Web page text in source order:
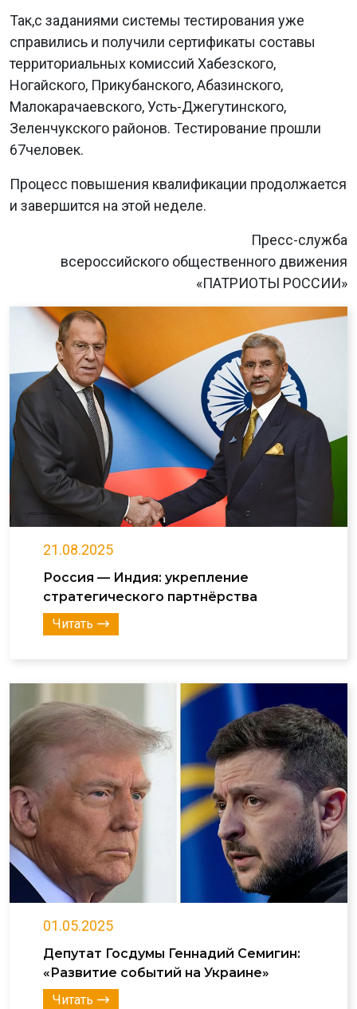
Так,с заданиями системы тестирования уже
справились и получили сертификаты составы
территориальных комиссий Хабезского,
Ногайского, Прикубанского, Абазинского,
Малокарачаевского, Усть-Джегутинского,
Зеленчукского районов. Тестирование прошли
67человек.
Процесс повышения квалификации продолжается
и завершится на этой неделе.
Пресс-служба
всероссийского общественного движения
«ПАТРИОТЫ РОССИИ»
21.08.2025
Россия — Индия: укрепление
стратегического партнёрства
Читать
01.05.2025
Депутат Госдумы Геннадий Семигин:
«Развитие событий на Украине»
Читать